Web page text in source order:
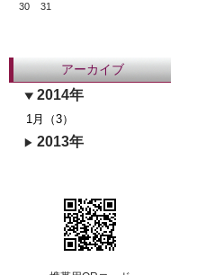
30
31
アーカイブ
2014年
1月（3）
2013年